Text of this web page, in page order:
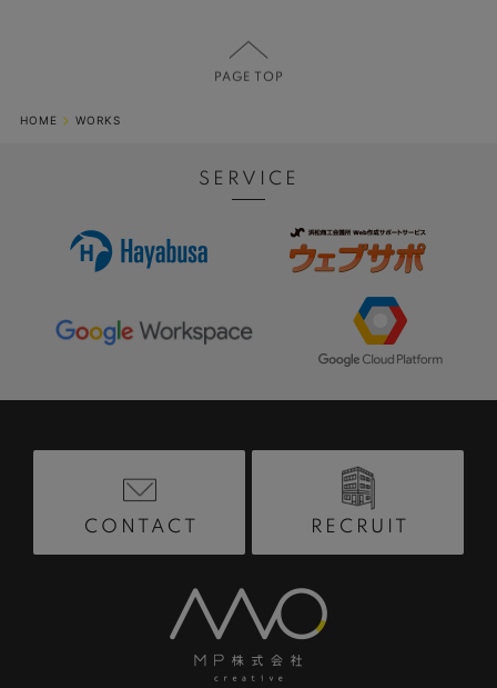
HOME WORKS
SERVICE
CONTACT RECRUIT